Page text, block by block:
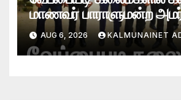
மாணவர் பாராளுமன்ற
AUG 6, 2026 KALMUNAINET